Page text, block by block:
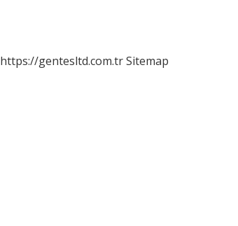
https://gentesltd.com.trSitemap